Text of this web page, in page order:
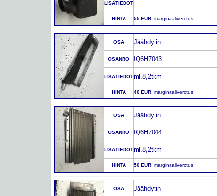
LISÄTIEDOT
HINTA 55 EUR , marginaaliverotus
OSA Jäähdytin
OSANRO IQ6H7043
LISÄTIEDOTml.8,2tkm
HINTA 40 EUR , marginaaliverotus
OSA Jäähdytin
OSANRO IQ6H7044
LISÄTIEDOTml.8,2tkm
HINTA 50 EUR , marginaaliverotus
OSA Jäähdytin